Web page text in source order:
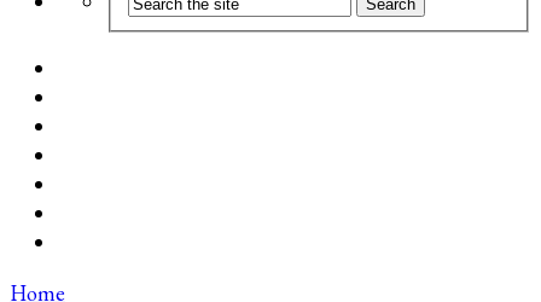
Home